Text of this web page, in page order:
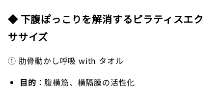
◆ 下腹ぽっこりを解消するピラティスエク
ササイズ
① 肋骨動かし呼吸 with タオル
目的 ：腹横筋、横隔膜の活性化